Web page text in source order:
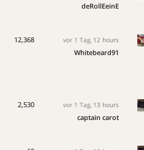
deRollEeinE
12,368 vor 1 Tag, 12 hours
Whitebeard91
2,530 vor 1 Tag, 13 hours
captain carot